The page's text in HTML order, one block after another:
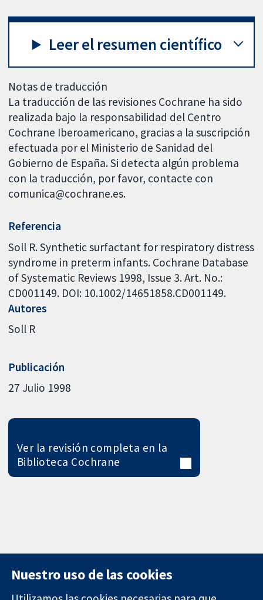
Leer el resumen científico
Notas de traducción
La traducción de las revisiones Cochrane ha sido
realizada bajo la responsabilidad del Centro
Cochrane Iberoamericano, gracias a la suscripción
efectuada por el Ministerio de Sanidad del
Gobierno de España. Si detecta algún problema
con la traducción, por favor, contacte con
comunica@cochrane.es.
Referencia
Soll R. Synthetic surfactant for respiratory distress
syndrome in preterm infants. Cochrane Database
of Systematic Reviews 1998, Issue 3. Art. No.:
CD001149. DOI: 10.1002/14651858.CD001149.
Autores
Soll R
Publicación
27 Julio 1998
Ver la revisión completa en la
Biblioteca Cochrane
Nuestro uso de las cookies